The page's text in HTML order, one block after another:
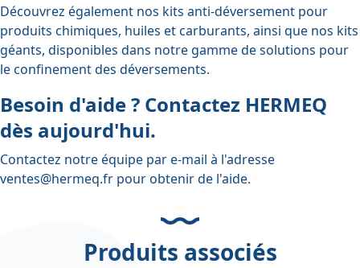
Découvrez également nos kits anti-déversement pour
produits chimiques, huiles et carburants, ainsi que nos kits
géants, disponibles dans notre gamme de solutions pour
le confinement des déversements.
Besoin d'aide ? Contactez HERMEQ
dès aujourd'hui.
Contactez notre équipe par e-mail à l'adresse
ventes@hermeq.fr pour obtenir de l'aide.
Produits associés